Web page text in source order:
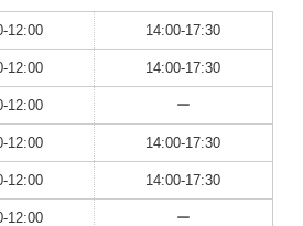
12:00 14:00-17:30
12:00 14:00-17:30
12:00 ー
12:00 14:00-17:30
12:00 14:00-17:30
12:00 ー